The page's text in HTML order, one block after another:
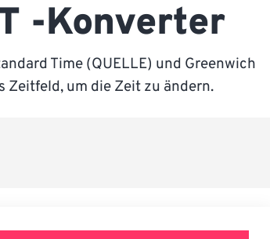
-Konverter
Time (QUELLE) und Greenwich
Zeitfeld, um die Zeit zu ändern.